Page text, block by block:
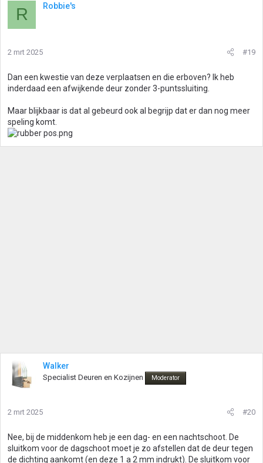
R Robbie's
2 mrt 2025 #19
Dan een kwestie van deze verplaatsen en die erboven? Ik heb
inderdaad een afwijkende deur zonder 3-puntssluiting.
Maar blijkbaar is dat al gebeurd ook al begrijp dat er dan nog meer
speling komt.
Walker
Specialist Deuren en Kozijnen Moderator
2 mrt 2025 #20
Nee, bij de middenkom heb je een dag- en een nachtschoot. De
sluitkom voor de dagschoot moet je zo afstellen dat de deur tegen
de dichting aankomt (en deze 1 a 2 mm indrukt). De sluitkom voor